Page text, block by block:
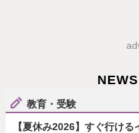
教育・受験
【夏休み2026】すぐ行ける